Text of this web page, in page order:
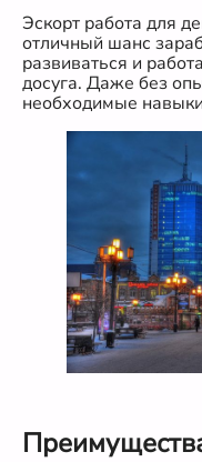
Эскорт работа для
отличный шанс
развиваться и
досуга. Даже без
необходимые